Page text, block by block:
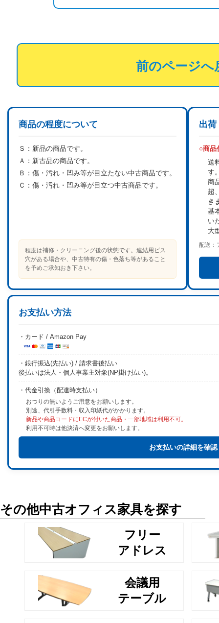
前のページへ
商品の程度について
Ｓ： 新品の商品です。
Ａ： 新古品の商品です。
Ｂ： 傷・汚れ・凹み等が目立たない中古商品です。
Ｃ： 傷・汚れ・凹み等が目立つ中古商品です。
程度は補修・クリーニング後の状態です。連結用ビス
穴がある場合や、中古特有の傷・色落ち等があること
を予めご承知おき下さい。
出荷
○商品
送
す
商
超
き
基
い
大
配送：
お支払い方法
・カード / Amazon Pay
・銀行振込(先払い) / 請求書後払い
後払いは法人・個人事業主対象(NP掛け払い)。
・代金引換（配達時支払い）
おつりの無いようご用意をお願いします。
別途、代引手数料・収入印紙代がかかります。
新品や商品コードにECが付いた商品・一部地域は利用不可。
利用不可時は他決済へ変更をお願いします。
お支払いの詳細を確認
その他中古オフィス家具を探す
フリー
アドレス
会議用
テーブル